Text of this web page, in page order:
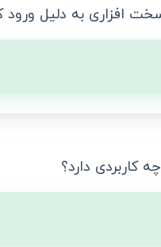
کاربردی دارد؟